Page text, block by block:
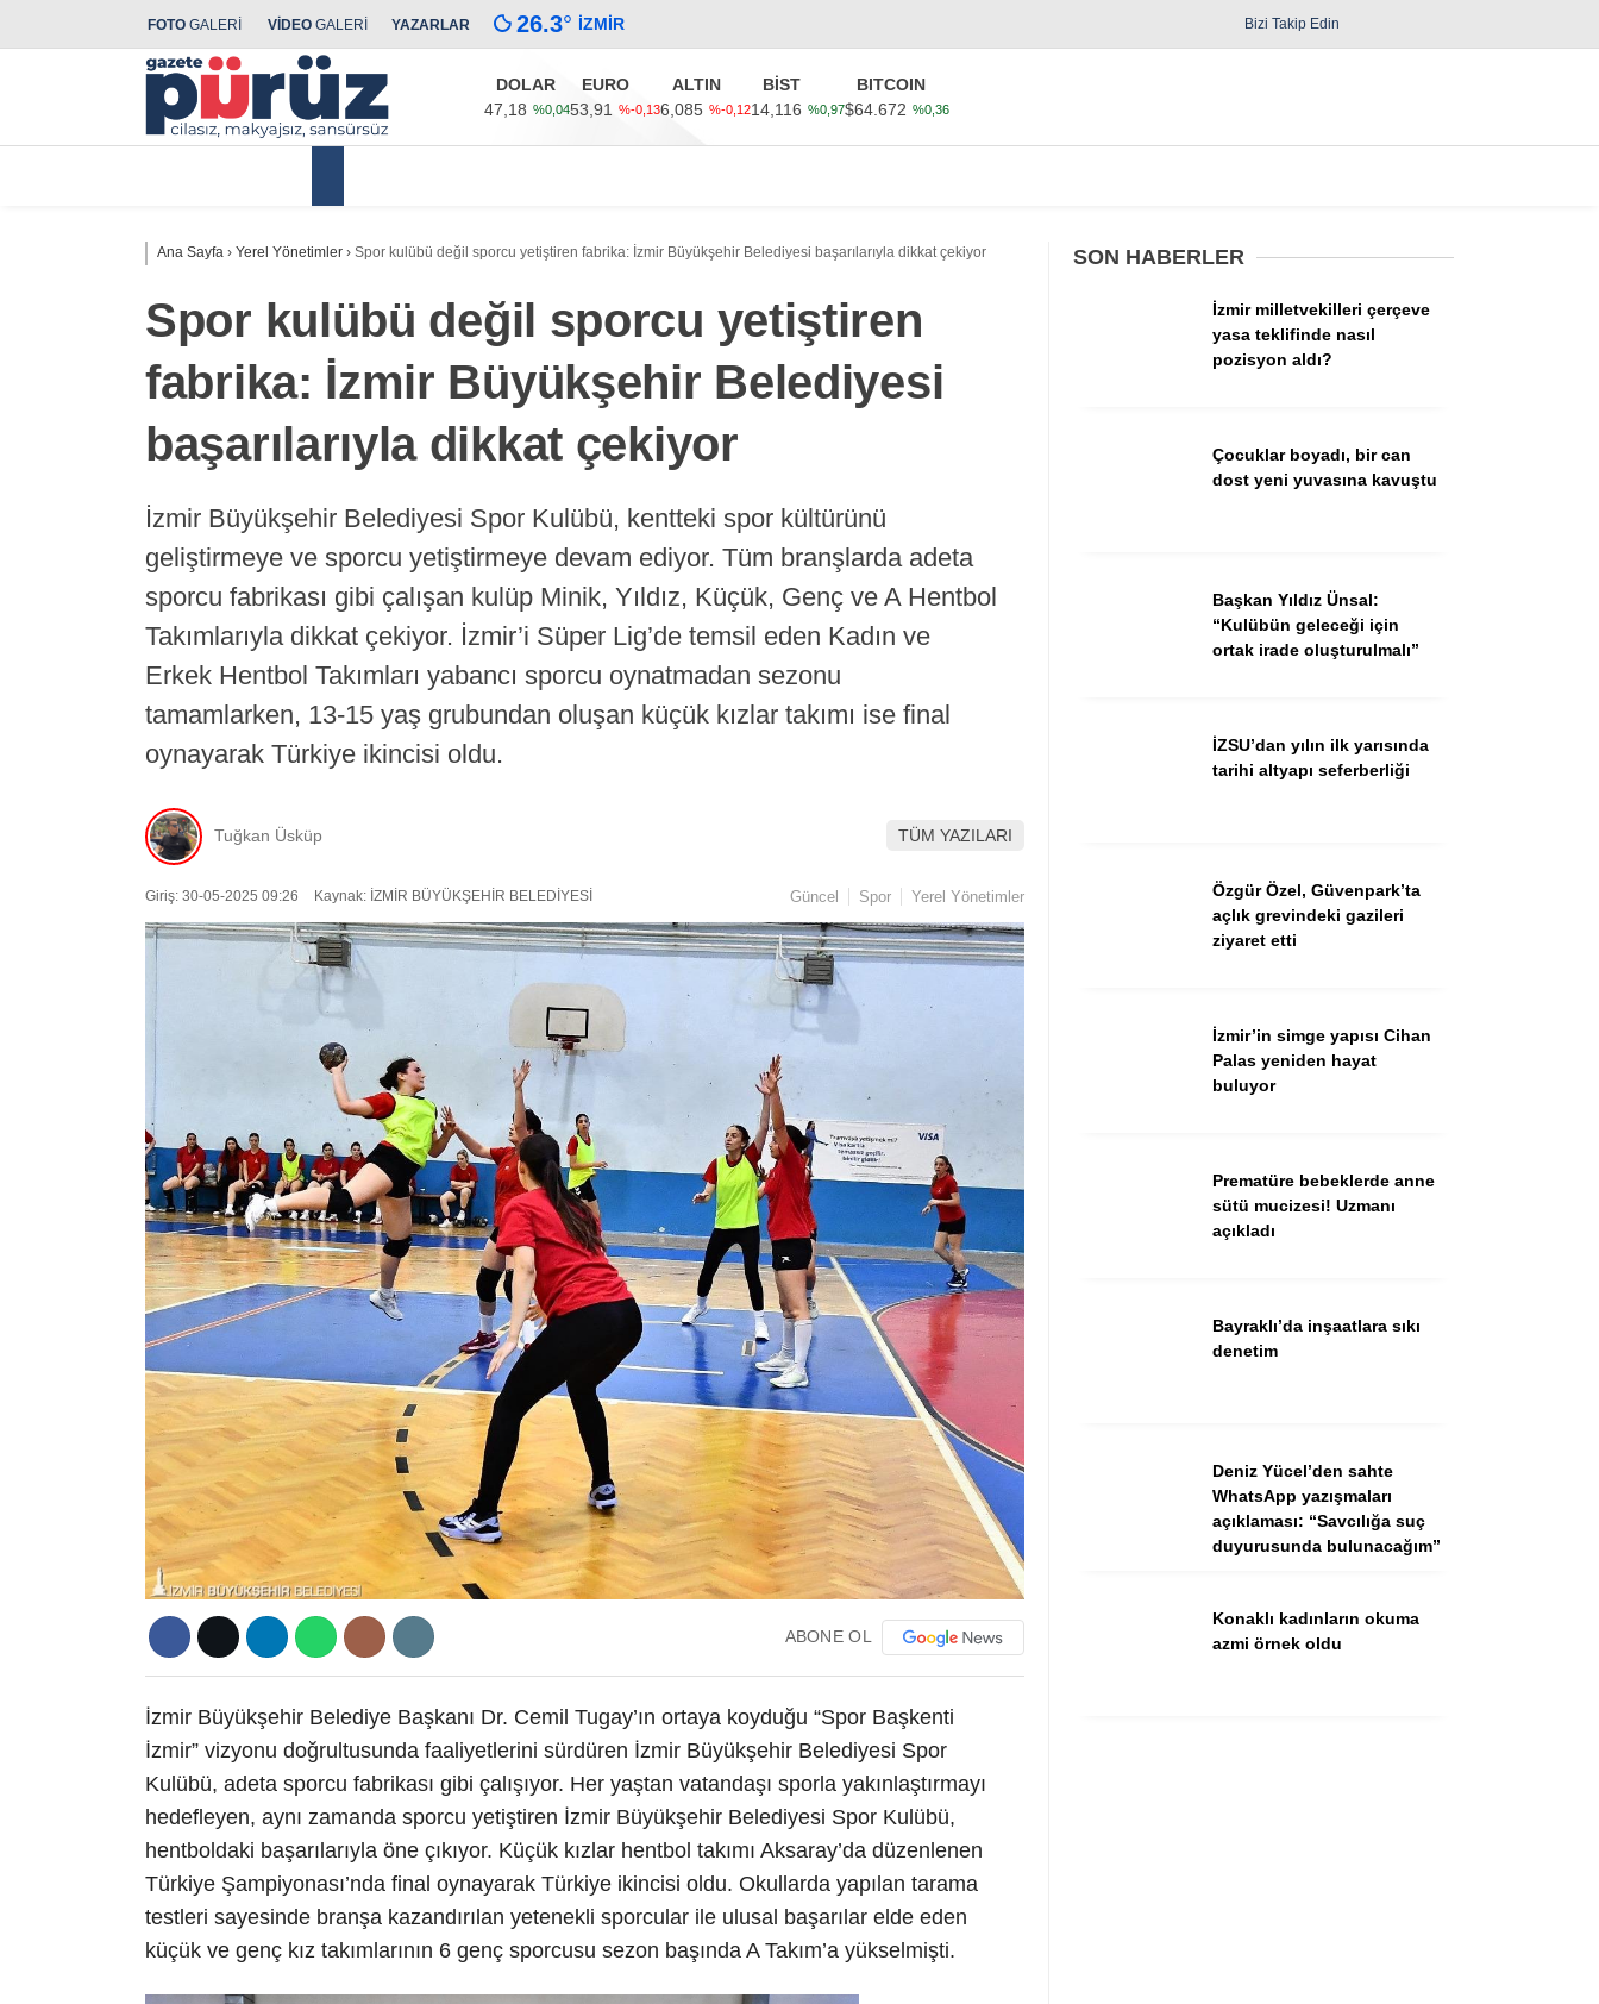
Yerel Yönetimler
Dünya
WhatsApp İhbar Hattı
Youtube
FOTO GALERİ VİDEO GALERİ YAZARLAR 26.3° İZMIR Bizi Takip Edin
DOLAR
47,18 %0,04
EURO
53,91
%-0,13
ALTIN
6,085 %-0,12
BİST
14,116 %0,97
BITCOIN
$64.672 %0,36
Ana Sayfa › Yerel Yönetimler › Spor kulübü değil sporcu yetiştiren fabrika: İzmir Büyükşehir Belediyesi başarılarıyla dikkat çekiyor
Spor kulübü değil sporcu yetiştiren
fabrika: İzmir Büyükşehir Belediyesi
başarılarıyla dikkat çekiyor
İzmir Büyükşehir Belediyesi Spor Kulübü, kentteki spor kültürünü
geliştirmeye ve sporcu yetiştirmeye devam ediyor. Tüm branşlarda adeta
sporcu fabrikası gibi çalışan kulüp Minik, Yıldız, Küçük, Genç ve A Hentbol
Takımlarıyla dikkat çekiyor. İzmir’i Süper Lig’de temsil eden Kadın ve
Erkek Hentbol Takımları yabancı sporcu oynatmadan sezonu
tamamlarken, 13-15 yaş grubundan oluşan küçük kızlar takımı ise final
oynayarak Türkiye ikincisi oldu.
Tuğkan Üsküp TÜM YAZILARI
Giriş: 30-05-2025 09:26 Kaynak: İZMİR BÜYÜKŞEHİR BELEDİYESİ Güncel Spor Yerel Yönetimler
ABONE OL
İzmir Büyükşehir Belediye Başkanı Dr. Cemil Tugay’ın ortaya koyduğu “Spor Başkenti
İzmir” vizyonu doğrultusunda faaliyetlerini sürdüren İzmir Büyükşehir Belediyesi Spor
Kulübü, adeta sporcu fabrikası gibi çalışıyor. Her yaştan vatandaşı sporla yakınlaştırmayı
hedefleyen, aynı zamanda sporcu yetiştiren İzmir Büyükşehir Belediyesi Spor Kulübü,
hentboldaki başarılarıyla öne çıkıyor. Küçük kızlar hentbol takımı Aksaray’da düzenlenen
Türkiye Şampiyonası’nda final oynayarak Türkiye ikincisi oldu. Okullarda yapılan tarama
testleri sayesinde branşa kazandırılan yetenekli sporcular ile ulusal başarılar elde eden
küçük ve genç kız takımlarının 6 genç sporcusu sezon başında A Takım’a yükselmişti.
SON HABERLER
İzmir milletvekilleri çerçeve
yasa teklifinde nasıl
pozisyon aldı?
Çocuklar boyadı, bir can
dost yeni yuvasına kavuştu
Başkan Yıldız Ünsal:
“Kulübün geleceği için
ortak irade oluşturulmalı”
İZSU’dan yılın ilk yarısında
tarihi altyapı seferberliği
Özgür Özel, Güvenpark’ta
açlık grevindeki gazileri
ziyaret etti
İzmir’in simge yapısı Cihan
Palas yeniden hayat
buluyor
Prematüre bebeklerde anne
sütü mucizesi! Uzmanı
açıkladı
Bayraklı’da inşaatlara sıkı
denetim
Deniz Yücel’den sahte
WhatsApp yazışmaları
açıklaması: “Savcılığa suç
duyurusunda bulunacağım”
Konaklı kadınların okuma
azmi örnek oldu